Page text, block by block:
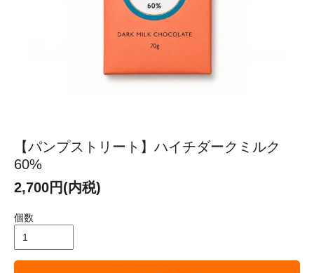
【パンプストリート】ハイチダークミルク
60%
2,700円(内税)
個数